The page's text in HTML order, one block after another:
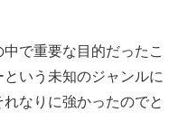
で重要な目的だったこ
いう未知のジャンルに
なりに強かったのでと